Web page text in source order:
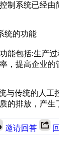
制系统已经
统的功能
能包括:生产
，提高企业
与传统的人
的排放，产
邀请回答